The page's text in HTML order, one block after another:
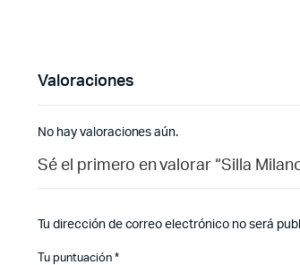
Valoraciones
No hay valoraciones aún.
Sé el primero en valorar “Silla
Tu dirección de correo electrónico no será
Tu puntuación *